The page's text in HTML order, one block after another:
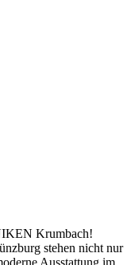
Krumbach!
stehen nicht nur
Ausstattung im